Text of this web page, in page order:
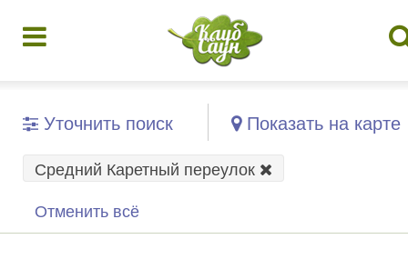
Уточнить поиск Показать на карте
Средний Каретный переулок
Отменить всё